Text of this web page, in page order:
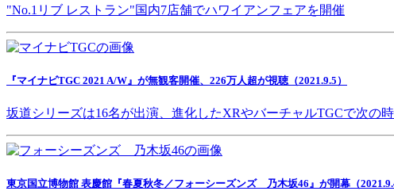
"No.1リブ レストラン"国内7店舗でハワイアンフェアを開催
『マイナビTGC 2021 A/W』が無観客開催、226万人超が視聴（2021.9.5）
坂道シリーズは16名が出演、進化したXRやバーチャルTGCで次の
東京国立博物館 表慶館『春夏秋冬／フォーシーズンズ 乃木坂46』が開幕（